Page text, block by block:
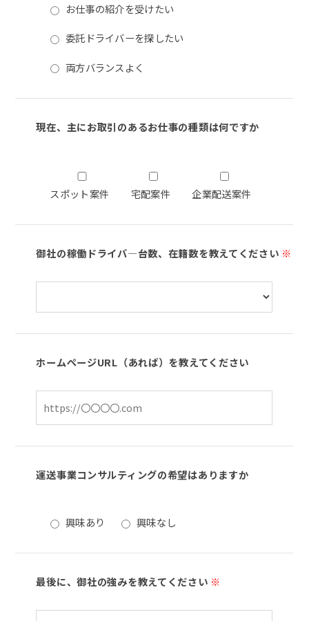
お仕事の紹介を受けたい
委託ドライバーを探したい
両方バランスよく
現在、主にお取引のあるお仕事の種類は何ですか
スポット案件 宅配案件 企業配送案件
御社の稼働ドライバ―台数、在籍数を教えてください ※
ホームページURL（あれば）を教えてください
運送事業コンサルティングの希望はありますか
興味あり 興味なし
最後に、御社の強みを教えてください ※